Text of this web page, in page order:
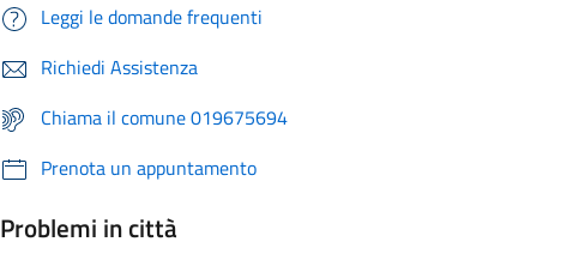
Leggi le domande frequenti
Richiedi Assistenza
Chiama il comune 019675694
Prenota un appuntamento
Problemi in città